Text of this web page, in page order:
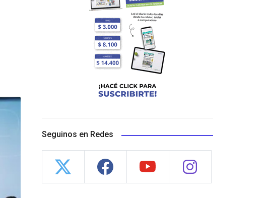
Seguinos en Redes